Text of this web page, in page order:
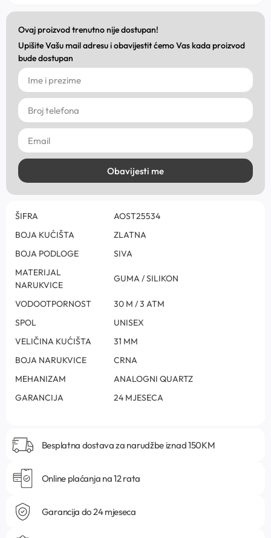
Ovaj proizvod trenutno nije dostupan!
Upišite Vašu mail adresu i obavijestit ćemo Vas kada proizvod
bude dostupan
Obavijesti me
ŠIFRA
AOST25534
BOJA KUĆIŠTA
ZLATNA
BOJA PODLOGE
SIVA
MATERIJAL
NARUKVICE
GUMA / SILIKON
VODOOTPORNOST
30 M / 3 ATM
SPOL
UNISEX
VELIČINA KUĆIŠTA
31 MM
BOJA NARUKVICE
CRNA
MEHANIZAM
ANALOGNI QUARTZ
GARANCIJA
24 MJESECA
Besplatna dostava za narudžbe iznad 150KM
Online plaćanja na 12 rata
Garancija do 24 mjeseca